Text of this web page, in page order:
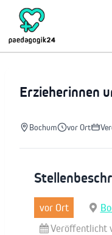
Inhalt
springen
Erzieherinnen
Bochum vor Ort
vor Ort
Veröffentlicht